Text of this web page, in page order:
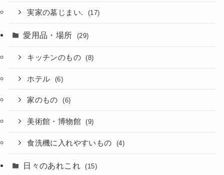
実家の墓じまい. (17)
愛用品・場所 (29)
キッチンのもの (8)
ホテル (6)
家のもの (6)
美術館・博物館 (9)
食洗機に入れやすいもの (4)
日々のあれこれ (15)